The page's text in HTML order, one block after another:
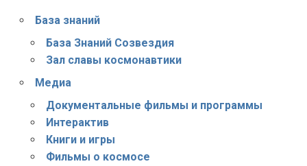
База знаний
База Знаний Созвездия
Зал славы космонавтики
Медиа
Документальные фильмы и программы
Интерактив
Книги и игры
Фильмы о космосе